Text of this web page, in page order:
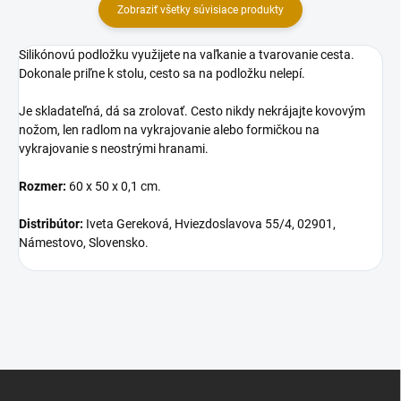
Zobraziť všetky súvisiace produkty
Silikónovú podložku využijete na vaľkanie a tvarovanie cesta.
Dokonale priľne k stolu, cesto sa na podložku nelepí.
Je skladateľná, dá sa zrolovať. Cesto nikdy nekrájajte kovovým
nožom, len radlom na vykrajovanie alebo formičkou na
vykrajovanie s neostrými hranami.
Rozmer: 60 x 50 x 0,1 cm.
Distribútor: Iveta Gereková, Hviezdoslavova 55/4, 02901,
Námestovo, Slovensko.